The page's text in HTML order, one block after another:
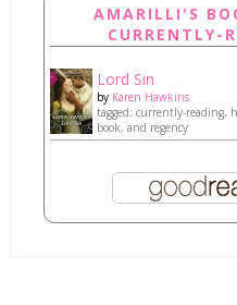
AMARILLI'S
CURRENTLY-
Lord Sin
by Karen Hawkins
tagged: currently-reading,
book, and regency